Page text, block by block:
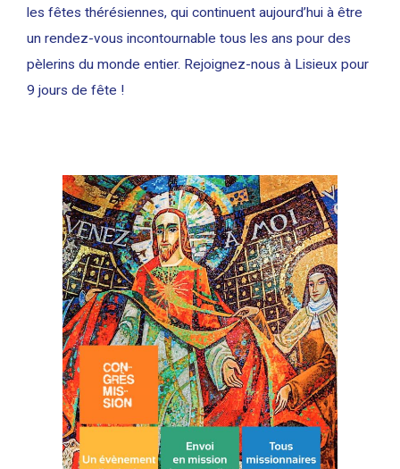
les fêtes thérésiennes, qui continuent aujourd’hui à être
un rendez-vous incontournable tous les ans pour des
pèlerins du monde entier. Rejoignez-nous à Lisieux pour
9 jours de fête !